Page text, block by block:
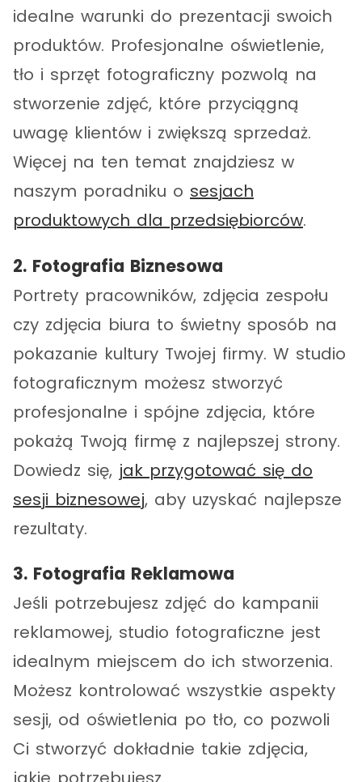
idealne warunki do prezentacji swoich
produktów. Profesjonalne oświetlenie,
tło i sprzęt fotograficzny pozwolą na
stworzenie zdjęć, które przyciągną
uwagę klientów i zwiększą sprzedaż.
Więcej na ten temat znajdziesz w
naszym poradniku o sesjach
produktowych dla przedsiębiorców.
2. Fotografia Biznesowa
Portrety pracowników, zdjęcia zespołu
czy zdjęcia biura to świetny sposób na
pokazanie kultury Twojej firmy. W studio
fotograficznym możesz stworzyć
profesjonalne i spójne zdjęcia, które
pokażą Twoją firmę z najlepszej strony.
Dowiedz się, jak przygotować się do
sesji biznesowej, aby uzyskać najlepsze
rezultaty.
3. Fotografia Reklamowa
Jeśli potrzebujesz zdjęć do kampanii
reklamowej, studio fotograficzne jest
idealnym miejscem do ich stworzenia.
Możesz kontrolować wszystkie aspekty
sesji, od oświetlenia po tło, co pozwoli
Ci stworzyć dokładnie takie zdjęcia,